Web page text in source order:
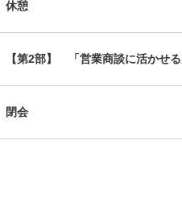
休憩
【第2部】 「営業商談に活かせる
閉会